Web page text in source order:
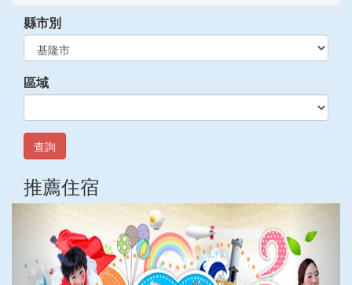
縣市別
區域
查詢
推薦住宿
上
一
張
下
一
張